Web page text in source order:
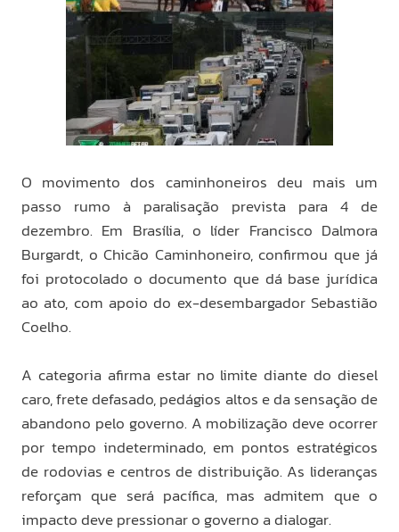
O movimento dos caminhoneiros deu mais um
passo rumo à paralisação prevista para 4 de
dezembro. Em Brasília, o líder Francisco Dalmora
Burgardt, o Chicão Caminhoneiro, confirmou que já
foi protocolado o documento que dá base jurídica
ao ato, com apoio do ex-desembargador Sebastião
Coelho.
A categoria afirma estar no limite diante do diesel
caro, frete defasado, pedágios altos e da sensação de
abandono pelo governo. A mobilização deve ocorrer
por tempo indeterminado, em pontos estratégicos
de rodovias e centros de distribuição. As lideranças
reforçam que será pacífica, mas admitem que o
impacto deve pressionar o governo a dialogar.